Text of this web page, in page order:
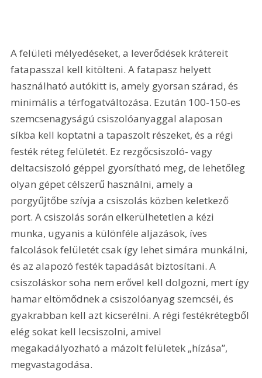
A felületi mélyedéseket, a leverődések krátereit
fatapasszal kell kitölteni. A fatapasz helyett
használható autókitt is, amely gyorsan szárad, és
minimális a térfogatváltozása. Ezután 100-150-es
szemcsenagyságú csiszolóanyaggal alaposan
síkba kell koptatni a tapaszolt részeket, és a régi
festék réteg felületét. Ez rezgőcsiszoló- vagy
deltacsiszoló géppel gyorsítható meg, de lehetőleg
olyan gépet célszerű használni, amely a
porgyűjtőbe szívja a csiszolás közben keletkező
port. A csiszolás során elkerülhetetlen a kézi
munka, ugyanis a különféle aljazások, íves
falcolások felületét csak így lehet simára munkálni,
és az alapozó festék tapadását biztosítani. A
csiszoláskor soha nem erővel kell dolgozni, mert így
hamar eltömődnek a csiszolóanyag szemcséi, és
gyakrabban kell azt kicserélni. A régi festékrétegből
elég sokat kell lecsiszolni, amivel
megakadályozható a mázolt felületek „hízása”,
megvastagodása.